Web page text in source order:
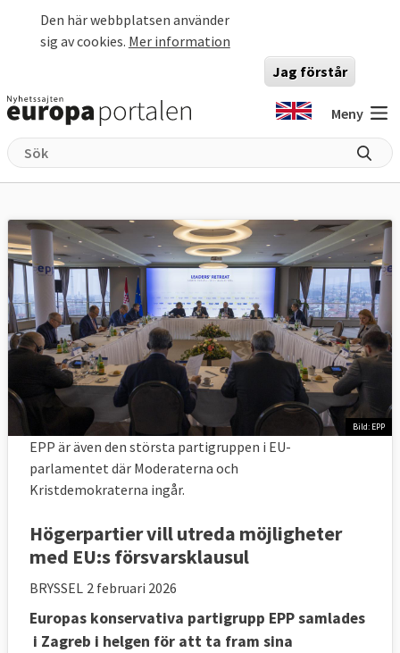
Den här webbplatsen använder
sig av cookies. Mer information
Jag förstår
Meny
Bild: EPP
EPP är även den största partigruppen i EU-
parlamentet där Moderaterna och
Kristdemokraterna ingår.
Högerpartier vill utreda möjligheter
med EU:s försvarsklausul
BRYSSEL 2 februari 2026
Europas konservativa partigrupp EPP samlades
i Zagreb i helgen för att ta fram sina